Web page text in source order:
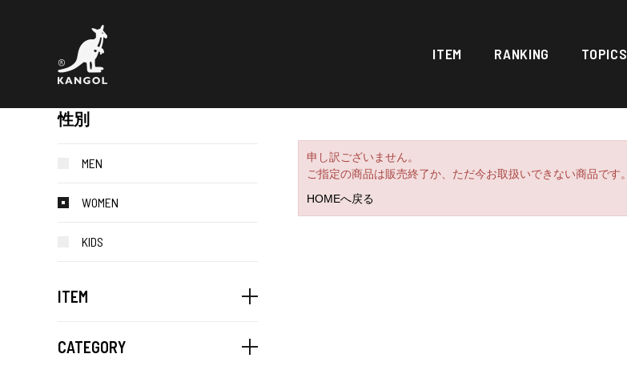
ITEM RANKING TOPICS
性別
MEN
WOMEN
KIDS
ITEM
CATEGORY
申し訳ございません。
ご指定の商品は販売終了か、ただ今お取扱いできない商品です。
HOMEへ戻る